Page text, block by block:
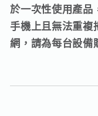
於一次性使用產品
手機上且無法重複
網， 請為每台設備